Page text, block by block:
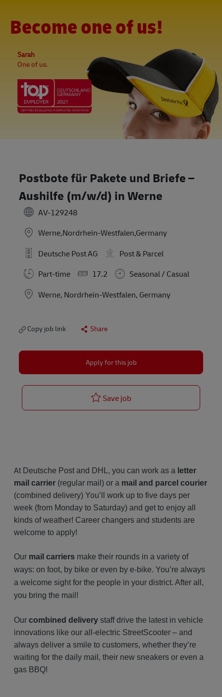
Become one of us!
Sarah
One of us.
Postbote für Pakete und Briefe –
Aushilfe (m/w/d) in Werne
AV-129248
Werne,Nordrhein-Westfalen,Germany
Deutsche Post AG
Post & Parcel
Part-time
17.2
Seasonal / Casual
Location
Werne, Nordrhein-Westfalen, Germany
Copy job link Share
Apply for this job
Save jobPostbote für Pakete und
At Deutsche Post and DHL, you can work as a letter
mail carrier (regular mail) or a mail and parcel courier
(combined delivery) You’ll work up to five days per
week (from Monday to Saturday) and get to enjoy all
kinds of weather! Career changers and students are
welcome to apply!
Our mail carriers make their rounds in a variety of
ways: on foot, by bike or even by e-bike. You’re always
a welcome sight for the people in your district. After all,
you bring the mail!
Our combined delivery staff drive the latest in vehicle
innovations like our all-electric StreetScooter – and
always deliver a smile to customers, whether they’re
waiting for the daily mail, their new sneakers or even a
gas BBQ!